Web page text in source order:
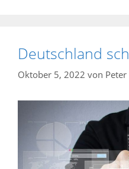
Deutschland
Oktober 5, 2022 von